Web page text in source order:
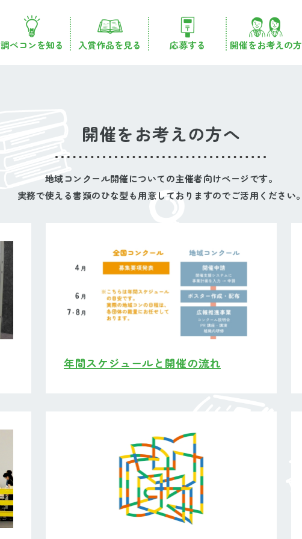
調べコンを知る 入賞作品を見る 応募する 開催をお考えの方
開催をお考えの方へ
地域コンクール開催についての主催者向けページです。
実務で使える書類のひな型も用意しておりますのでご活用ください。
年間スケジュールと開催の流れ